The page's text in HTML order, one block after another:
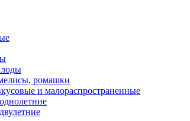
ромашки
и малораспространенные